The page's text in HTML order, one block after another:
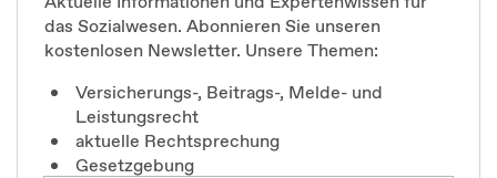
das Sozialwesen. Abonnieren Sie unseren
kostenlosen Newsletter. Unsere Themen:
Versicherungs-, Beitrags-, Melde- und
Leistungsrecht
aktuelle Rechtsprechung
Gesetzgebung